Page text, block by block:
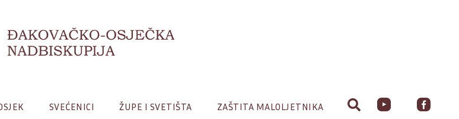
SVEĆENICI ŽUPE I SVETIŠTA ZAŠTITA MALOLJETNIKA